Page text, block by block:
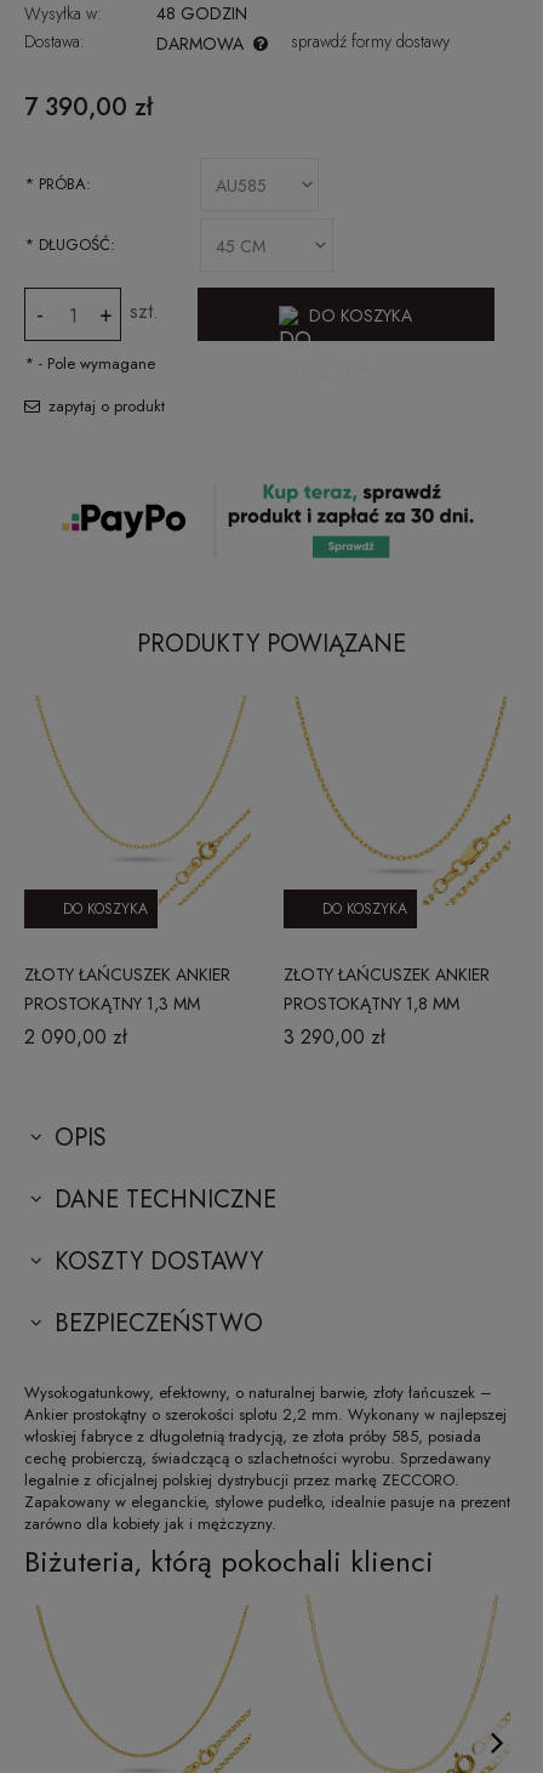
Wysyłka w:
48 GODZIN
Dostawa:
DARMOWA sprawdź formy dostawy
7 390,00 zł
* PRÓBA:
* DŁUGOŚĆ:
- + szt. DO KOSZYKA
* - Pole wymagane
zapytaj o produkt
PRODUKTY POWIĄZANE
ZŁOTY ŁAŃCUSZEK ANKIER
PROSTOKĄTNY 1,3 MM
2 090,00 zł
DO KOSZYKA
ZŁOTY ŁAŃCUSZEK ANKIER
PROSTOKĄTNY 1,8 MM
3 290,00 zł
DO KOSZYKA
OPIS
DANE TECHNICZNE
KOSZTY DOSTAWY
BEZPIECZEŃSTWO
Wysokogatunkowy, efektowny, o naturalnej barwie, złoty łańcuszek –
Ankier prostokątny o szerokości splotu 2,2 mm. Wykonany w najlepszej
włoskiej fabryce z długoletnią tradycją, ze złota próby 585, posiada
cechę probierczą, świadczącą o szlachetności wyrobu. Sprzedawany
legalnie z oficjalnej polskiej dystrybucji przez markę ZECCORO.
Zapakowany w eleganckie, stylowe pudełko, idealnie pasuje na prezent
zarówno dla kobiety jak i mężczyzny.
Biżuteria, którą pokochali klienci